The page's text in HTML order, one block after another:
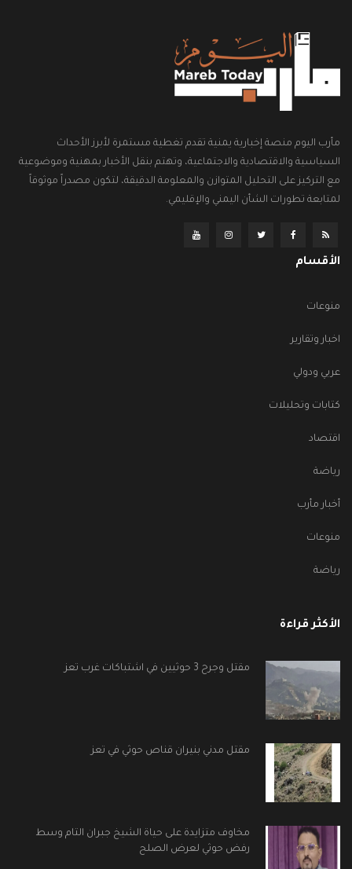
مأرب اليوم منصة إخبارية يمنية تقدم تغطية مستمرة لأبرز الأحداث
السياسية والاقتصادية والاجتماعية، وتهتم بنقل الأخبار بمهنية وموضوعية
مع التركيز على التحليل المتوازن والمعلومة الدقيقة، لتكون مصدراً موثوقاً
لمتابعة تطورات الشأن اليمني والإقليمي.
الأقسام
منوعات
اخبار وتقارير
عربي ودولي
كتابات وتحليلات
اقتصاد
رياضة
أخبار مأرب
منوعات
رياضة
الأكثر قراءة
مقتل وجرح 3 حوثيين في اشتباكات غرب تعز
مقتل مدني بنيران قناص حوثي في تعز
مخاوف متزايدة على حياة الشيخ جبران التام وسط
رفض حوثي لعرض الصلح